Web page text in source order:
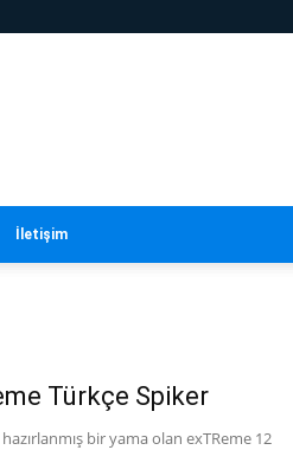
İletişim
Türkçe Spiker
bir yama olan exTReme 12